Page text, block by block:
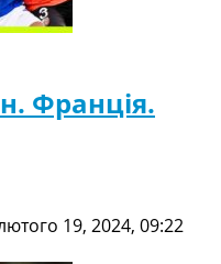
Франція.
19, 2024, 09:22